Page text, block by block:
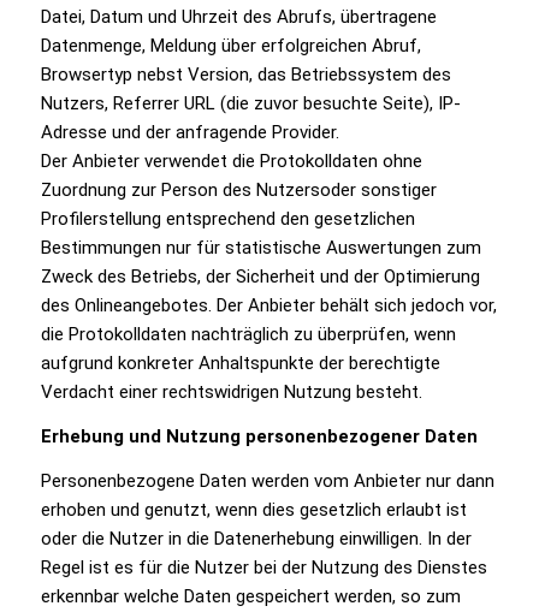
Datei, Datum und Uhrzeit des Abrufs, übertragene
Datenmenge, Meldung über erfolgreichen Abruf,
Browsertyp nebst Version, das Betriebssystem des
Nutzers, Referrer URL (die zuvor besuchte Seite), IP-
Adresse und der anfragende Provider.
Der Anbieter verwendet die Protokolldaten ohne
Zuordnung zur Person des Nutzersoder sonstiger
Profilerstellung entsprechend den gesetzlichen
Bestimmungen nur für statistische Auswertungen zum
Zweck des Betriebs, der Sicherheit und der Optimierung
des Onlineangebotes. Der Anbieter behält sich jedoch vor,
die Protokolldaten nachträglich zu überprüfen, wenn
aufgrund konkreter Anhaltspunkte der berechtigte
Verdacht einer rechtswidrigen Nutzung besteht.
Erhebung und Nutzung personenbezogener Daten
Personenbezogene Daten werden vom Anbieter nur dann
erhoben und genutzt, wenn dies gesetzlich erlaubt ist
oder die Nutzer in die Datenerhebung einwilligen. In der
Regel ist es für die Nutzer bei der Nutzung des Dienstes
erkennbar welche Daten gespeichert werden, so zum